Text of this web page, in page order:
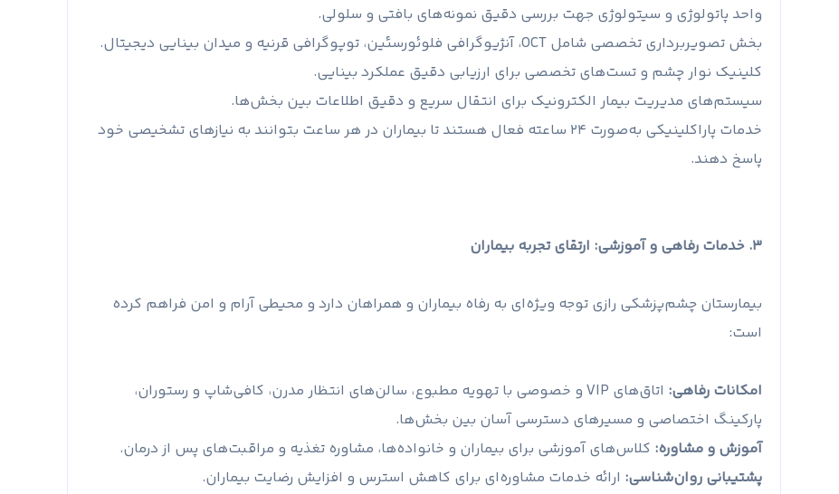
واحد پاتولوژی و سیتولوژی جهت بررسی دقیق نمونه‌های بافتی و سلولی.
بخش تصویربرداری تخصصی شامل OCT، آنژیوگرافی فلوئورسئین، توپوگرافی قرنیه و میدان بینایی دیجیتال.
کلینیک نوار چشم و تست‌های تخصصی برای ارزیابی دقیق عملکرد بینایی.
سیستم‌های مدیریت بیمار الکترونیک برای انتقال سریع و دقیق اطلاعات بین بخش‌ها.
خدمات پاراکلینیکی به‌صورت ۲۴ ساعته فعال هستند تا بیماران در هر ساعت بتوانند به نیازهای تشخیصی خود
پاسخ دهند.
۳. خدمات رفاهی و آموزشی: ارتقای تجربه بیماران
بیمارستان چشم‌پزشکی رازی توجه ویژه‌ای به رفاه بیماران و همراهان دارد و محیطی آرام و امن فراهم کرده
است:
امکانات رفاهی:
اتاق‌های VIP و خصوصی با تهویه مطبوع، سالن‌های انتظار مدرن، کافی‌شاپ و رستوران،
پارکینگ اختصاصی و مسیرهای دسترسی آسان بین بخش‌ها.
آموزش و مشاوره: کلاس‌های آموزشی برای بیماران و خانواده‌ها، مشاوره تغذیه و مراقبت‌های پس از درمان.
پشتیبانی روان‌شناسی: ارائه خدمات مشاوره‌ای برای کاهش استرس و افزایش رضایت بیماران.